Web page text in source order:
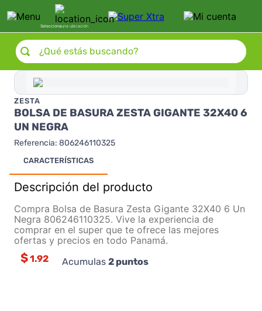
Seleccionauna ubicación
¿Qué estás buscando?
ZESTA
BOLSA DE BASURA ZESTA GIGANTE 32X40 6
UN NEGRA
Referencia: 806246110325
CARACTERÍSTICAS
Descripción del producto
Compra Bolsa de Basura Zesta Gigante 32X40 6 Un
Negra 806246110325. Vive la experiencia de
comprar en el super que te ofrece las mejores
ofertas y precios en todo Panamá.
$1.92 Acumulas 2puntos